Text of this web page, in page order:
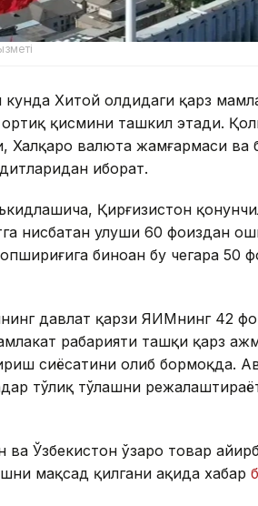
кунда Хитой олдидаги қарз
қисмини ташкил этади.
Халқаро валюта жамғармаси
иборат.
Қирғизистон
нисбатан улуши 60 фоиздан
биноан бу чегара 50
давлат қарзи ЯИМнинг 42
раҳбарияти ташқи қарз
сиёсатини олиб бормоқда.
тўлиқ тўлашни
ва Ўзбекистон ўзаро товар
мақсад қилгани ҳақида хабар